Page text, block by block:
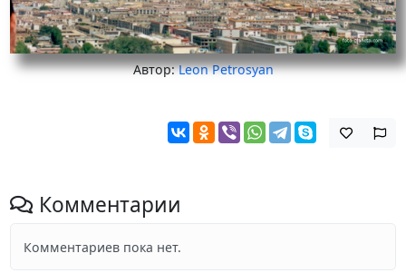
Автор:Leon Petrosyan
Комментарии
Комментариев пока нет.